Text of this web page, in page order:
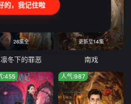
彩蛋4
26集全
凛冬下的罪恶
更新至14集
南戏
:455 人气:987
的，我记住啦